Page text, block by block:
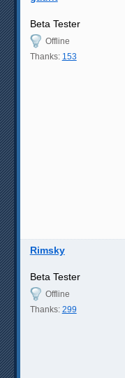
Beta Tester
Offline
Thanks: 153
Rimsky
Beta Tester
Offline
Thanks: 299